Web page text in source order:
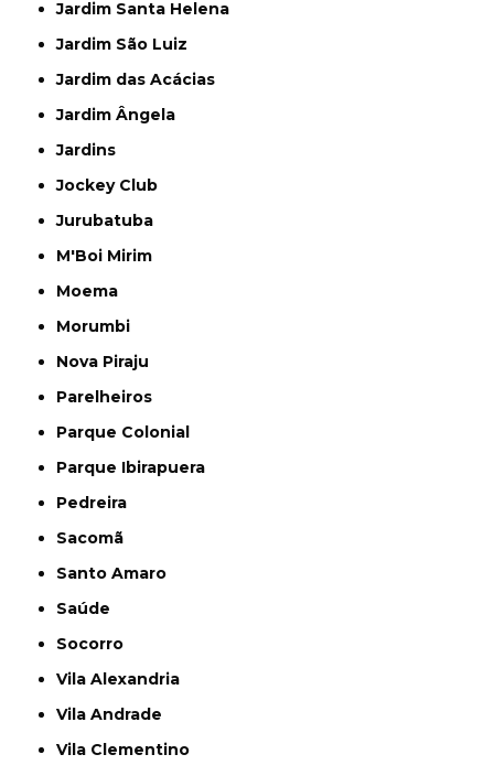
Jardim Santa Helena
Jardim São Luiz
Jardim das Acácias
Jardim Ângela
Jardins
Jockey Club
Jurubatuba
M'Boi Mirim
Moema
Morumbi
Nova Piraju
Parelheiros
Parque Colonial
Parque Ibirapuera
Pedreira
Sacomã
Santo Amaro
Saúde
Socorro
Vila Alexandria
Vila Andrade
Vila Clementino